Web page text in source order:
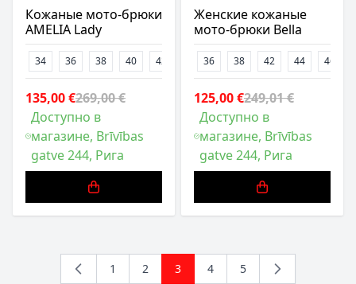
Кожаные мото-брюки
AMELIA Lady
34 36 38 40 42
135,00 €269,00 €
Доступно в
магазине, Brīvības
gatve 244, Рига
Женские кожаные
мото-брюки Bella
36 38 42 44 46
125,00 €249,01 €
Доступно в
магазине, Brīvības
gatve 244, Рига
Страница
1 Страница
2 You're currently reading page
3 Страница
4 Страница
5